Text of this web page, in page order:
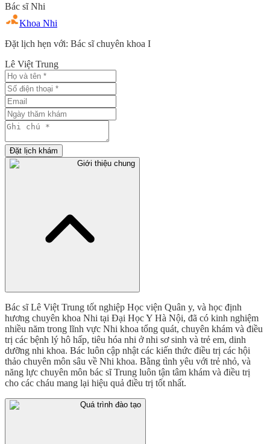
Bác sĩ Nhi
Khoa Nhi
Đặt lịch hẹn với: Bác sĩ chuyên khoa I
Lê Việt Trung
Đặt lịch khám
Giới thiệu chung
Bác sĩ Lê Việt Trung tốt nghiệp Học viện Quân y, và học định
hương chuyên khoa Nhi tại Đại Học Y Hà Nội, đã có kinh nghiệm
nhiều năm trong lĩnh vực Nhi khoa tổng quát, chuyên khám và điều
trị các bệnh lý hô hấp, tiêu hóa nhi ở nhi sơ sinh và trẻ em, dinh
dưỡng nhi khoa. Bác luôn cập nhật các kiến thức điều trị các hội
thảo chuyên môn sâu về Nhi khoa. Bằng tình yêu với trẻ nhỏ, và
năng lực chuyên môn bác sĩ Trung luôn tận tâm khám và điều trị
cho các cháu mang lại hiệu quả điều trị tốt nhất.
Quá trình đào tạo